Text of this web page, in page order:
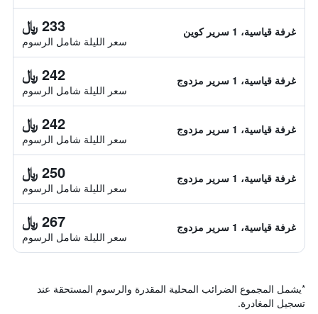
غرفة قياسية، 1 سرير كوين 233 ﷼
سعر الليلة شامل الرسوم
غرفة قياسية، 1 سرير مزدوج 242 ﷼
سعر الليلة شامل الرسوم
غرفة قياسية، 1 سرير مزدوج 242 ﷼
سعر الليلة شامل الرسوم
غرفة قياسية، 1 سرير مزدوج 250 ﷼
سعر الليلة شامل الرسوم
غرفة قياسية، 1 سرير مزدوج 267 ﷼
سعر الليلة شامل الرسوم
*يشمل المجموع الضرائب المحلية المقدرة والرسوم المستحقة عند
تسجيل المغادرة.